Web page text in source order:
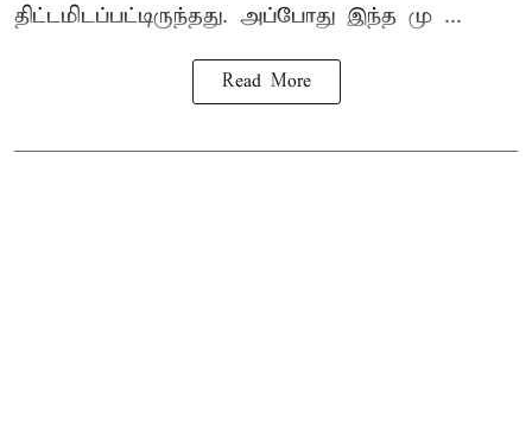
திட்டமிடப்பட்டிருந்தது. அப்போது இந்த மு ...
Read More